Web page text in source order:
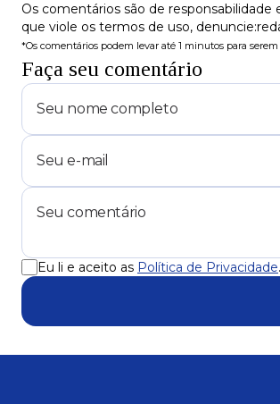
Os comentários são de
que viole os termos de uso,
*Os comentários podem levar até 1 minutos para
Faça seu comentário
Eu li e aceito as Política de Privacidade.